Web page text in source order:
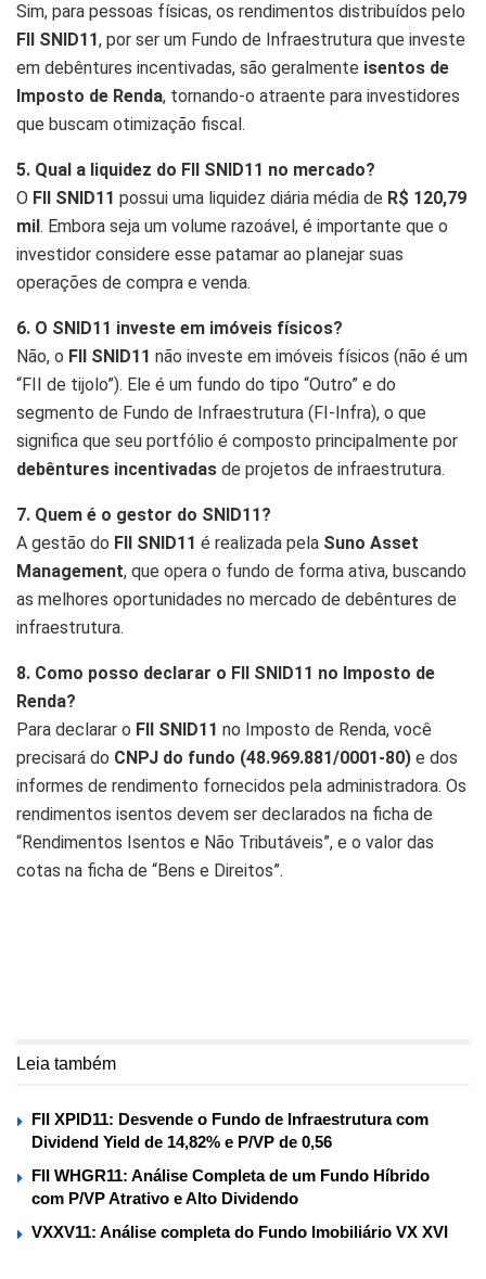
Sim, para pessoas físicas, os rendimentos distribuídos pelo
FII SNID11, por ser um Fundo de Infraestrutura que investe
em debêntures incentivadas, são geralmente isentos de
Imposto de Renda, tornando-o atraente para investidores
que buscam otimização fiscal.
5. Qual a liquidez do FII SNID11 no mercado?
O FII SNID11 possui uma liquidez diária média de R$ 120,79
mil. Embora seja um volume razoável, é importante que o
investidor considere esse patamar ao planejar suas
operações de compra e venda.
6. O SNID11 investe em imóveis físicos?
Não, o FII SNID11 não investe em imóveis físicos (não é um
“FII de tijolo”). Ele é um fundo do tipo “Outro” e do
segmento de Fundo de Infraestrutura (FI-Infra), o que
significa que seu portfólio é composto principalmente por
debêntures incentivadas de projetos de infraestrutura.
7. Quem é o gestor do SNID11?
A gestão do FII SNID11 é realizada pela Suno Asset
Management, que opera o fundo de forma ativa, buscando
as melhores oportunidades no mercado de debêntures de
infraestrutura.
8. Como posso declarar o FII SNID11 no Imposto de
Renda?
Para declarar o FII SNID11 no Imposto de Renda, você
precisará do CNPJ do fundo (48.969.881/0001-80) e dos
informes de rendimento fornecidos pela administradora. Os
rendimentos isentos devem ser declarados na ficha de
“Rendimentos Isentos e Não Tributáveis”, e o valor das
cotas na ficha de “Bens e Direitos”.
Leia também
FII XPID11: Desvende o Fundo de Infraestrutura com
Dividend Yield de 14,82% e P/VP de 0,56
FII WHGR11: Análise Completa de um Fundo Híbrido
com P/VP Atrativo e Alto Dividendo
VXXV11: Análise completa do Fundo Imobiliário VX XVI